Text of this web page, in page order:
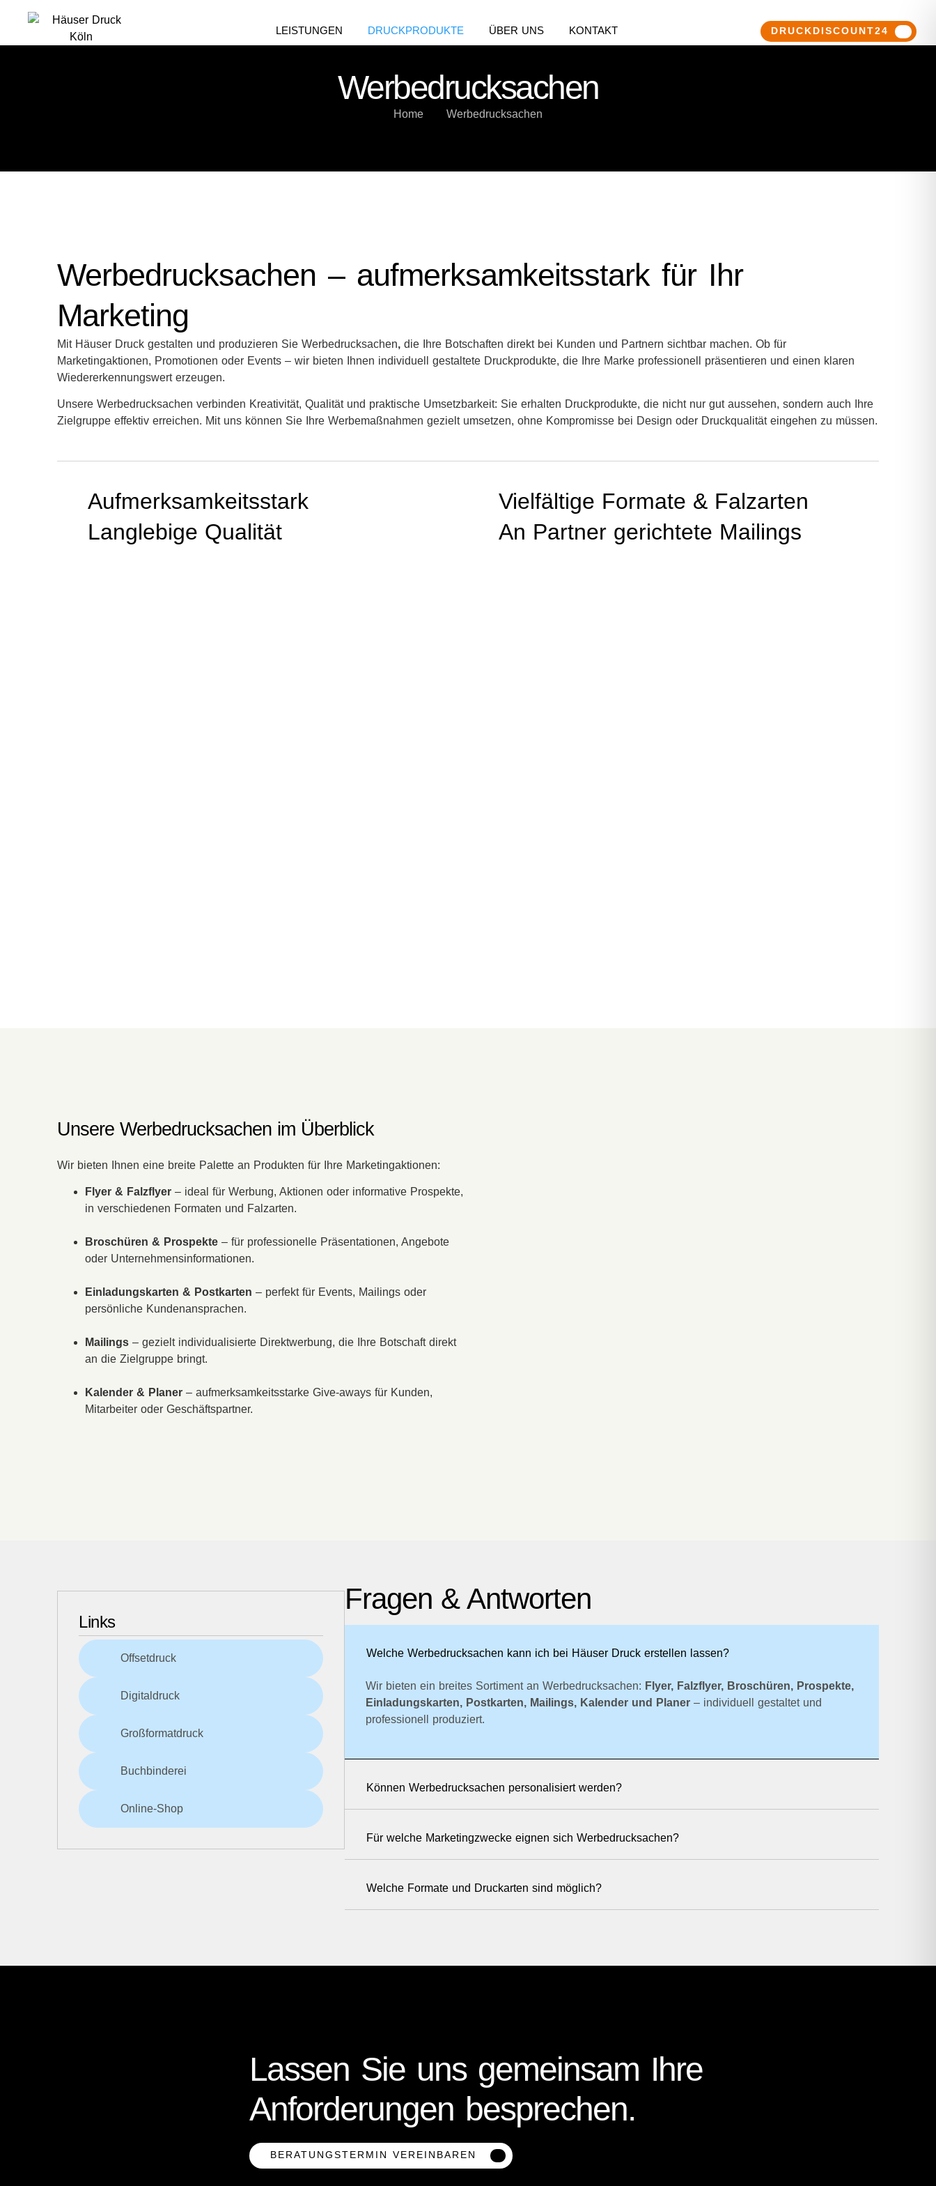
LEISTUNGEN DRUCKPRODUKTE ÜBER UNS KONTAKT DRUCKDISCOUNT24
Werbedrucksachen
Home Werbedrucksachen
Werbedrucksachen – aufmerksamkeitsstark für Ihr
Marketing
Mit Häuser Druck gestalten und produzieren Sie Werbedrucksachen, die Ihre Botschaften direkt bei Kunden und Partnern sichtbar machen. Ob für
Marketingaktionen, Promotionen oder Events – wir bieten Ihnen individuell gestaltete Druckprodukte, die Ihre Marke professionell präsentieren und einen klaren
Wiedererkennungswert erzeugen.
Unsere Werbedrucksachen verbinden Kreativität, Qualität und praktische Umsetzbarkeit: Sie erhalten Druckprodukte, die nicht nur gut aussehen, sondern auch Ihre
Zielgruppe effektiv erreichen. Mit uns können Sie Ihre Werbemaßnahmen gezielt umsetzen, ohne Kompromisse bei Design oder Druckqualität eingehen zu müssen.
Aufmerksamkeitsstark
Vielfältige Formate & Falzarten
Langlebige Qualität
An Partner gerichtete Mailings
Unsere Werbedrucksachen im Überblick
Wir bieten Ihnen eine breite Palette an Produkten für Ihre Marketingaktionen:
Flyer & Falzflyer – ideal für Werbung, Aktionen oder informative Prospekte,
in verschiedenen Formaten und Falzarten.
Broschüren & Prospekte – für professionelle Präsentationen, Angebote
oder Unternehmensinformationen.
Einladungskarten & Postkarten – perfekt für Events, Mailings oder
persönliche Kundenansprachen.
Mailings – gezielt individualisierte Direktwerbung, die Ihre Botschaft direkt
an die Zielgruppe bringt.
Kalender & Planer – aufmerksamkeitsstarke Give-aways für Kunden,
Mitarbeiter oder Geschäftspartner.
Links
Offsetdruck
Digitaldruck
Großformatdruck
Buchbinderei
Online-Shop
Fragen & Antworten
Welche Werbedrucksachen kann ich bei Häuser Druck erstellen lassen?
Wir bieten ein breites Sortiment an Werbedrucksachen: Flyer, Falzflyer, Broschüren, Prospekte,
Einladungskarten, Postkarten, Mailings, Kalender und Planer – individuell gestaltet und
professionell produziert.
Können Werbedrucksachen personalisiert werden?
Für welche Marketingzwecke eignen sich Werbedrucksachen?
Welche Formate und Druckarten sind möglich?
Lassen Sie uns gemeinsam Ihre
Anforderungen besprechen.
BERATUNGSTERMIN VEREINBAREN